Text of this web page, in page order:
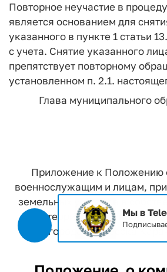
Повторное неучастие в
является основанием для
указанного в пункте 1 статьи
с учета. Снятие указанного
препятствует повторному
установленном п. 2.1.
Глава муниципального
Приложение к Положению
военнослужащим и лицам,
земельных участков в
на территории
города Черкесска
Мы в